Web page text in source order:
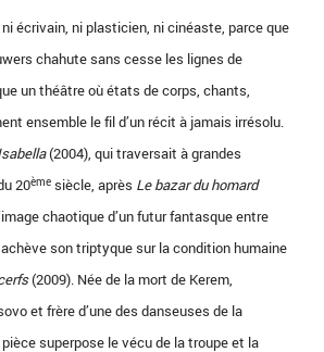
écrivain, ni plasticien, ni cinéaste, parce que
chahute sans cesse les lignes de
un théâtre où états de corps, chants,
ensemble le fil d’un récit à jamais irrésolu.
(2004), qui traversait à grandes
20ème siècle, après Le bazar du homard
chaotique d’un futur fantasque entre
son triptyque sur la condition humaine
(2009). Née de la mort de Kerem,
et frère d’une des danseuses de la
superpose le vécu de la troupe et la